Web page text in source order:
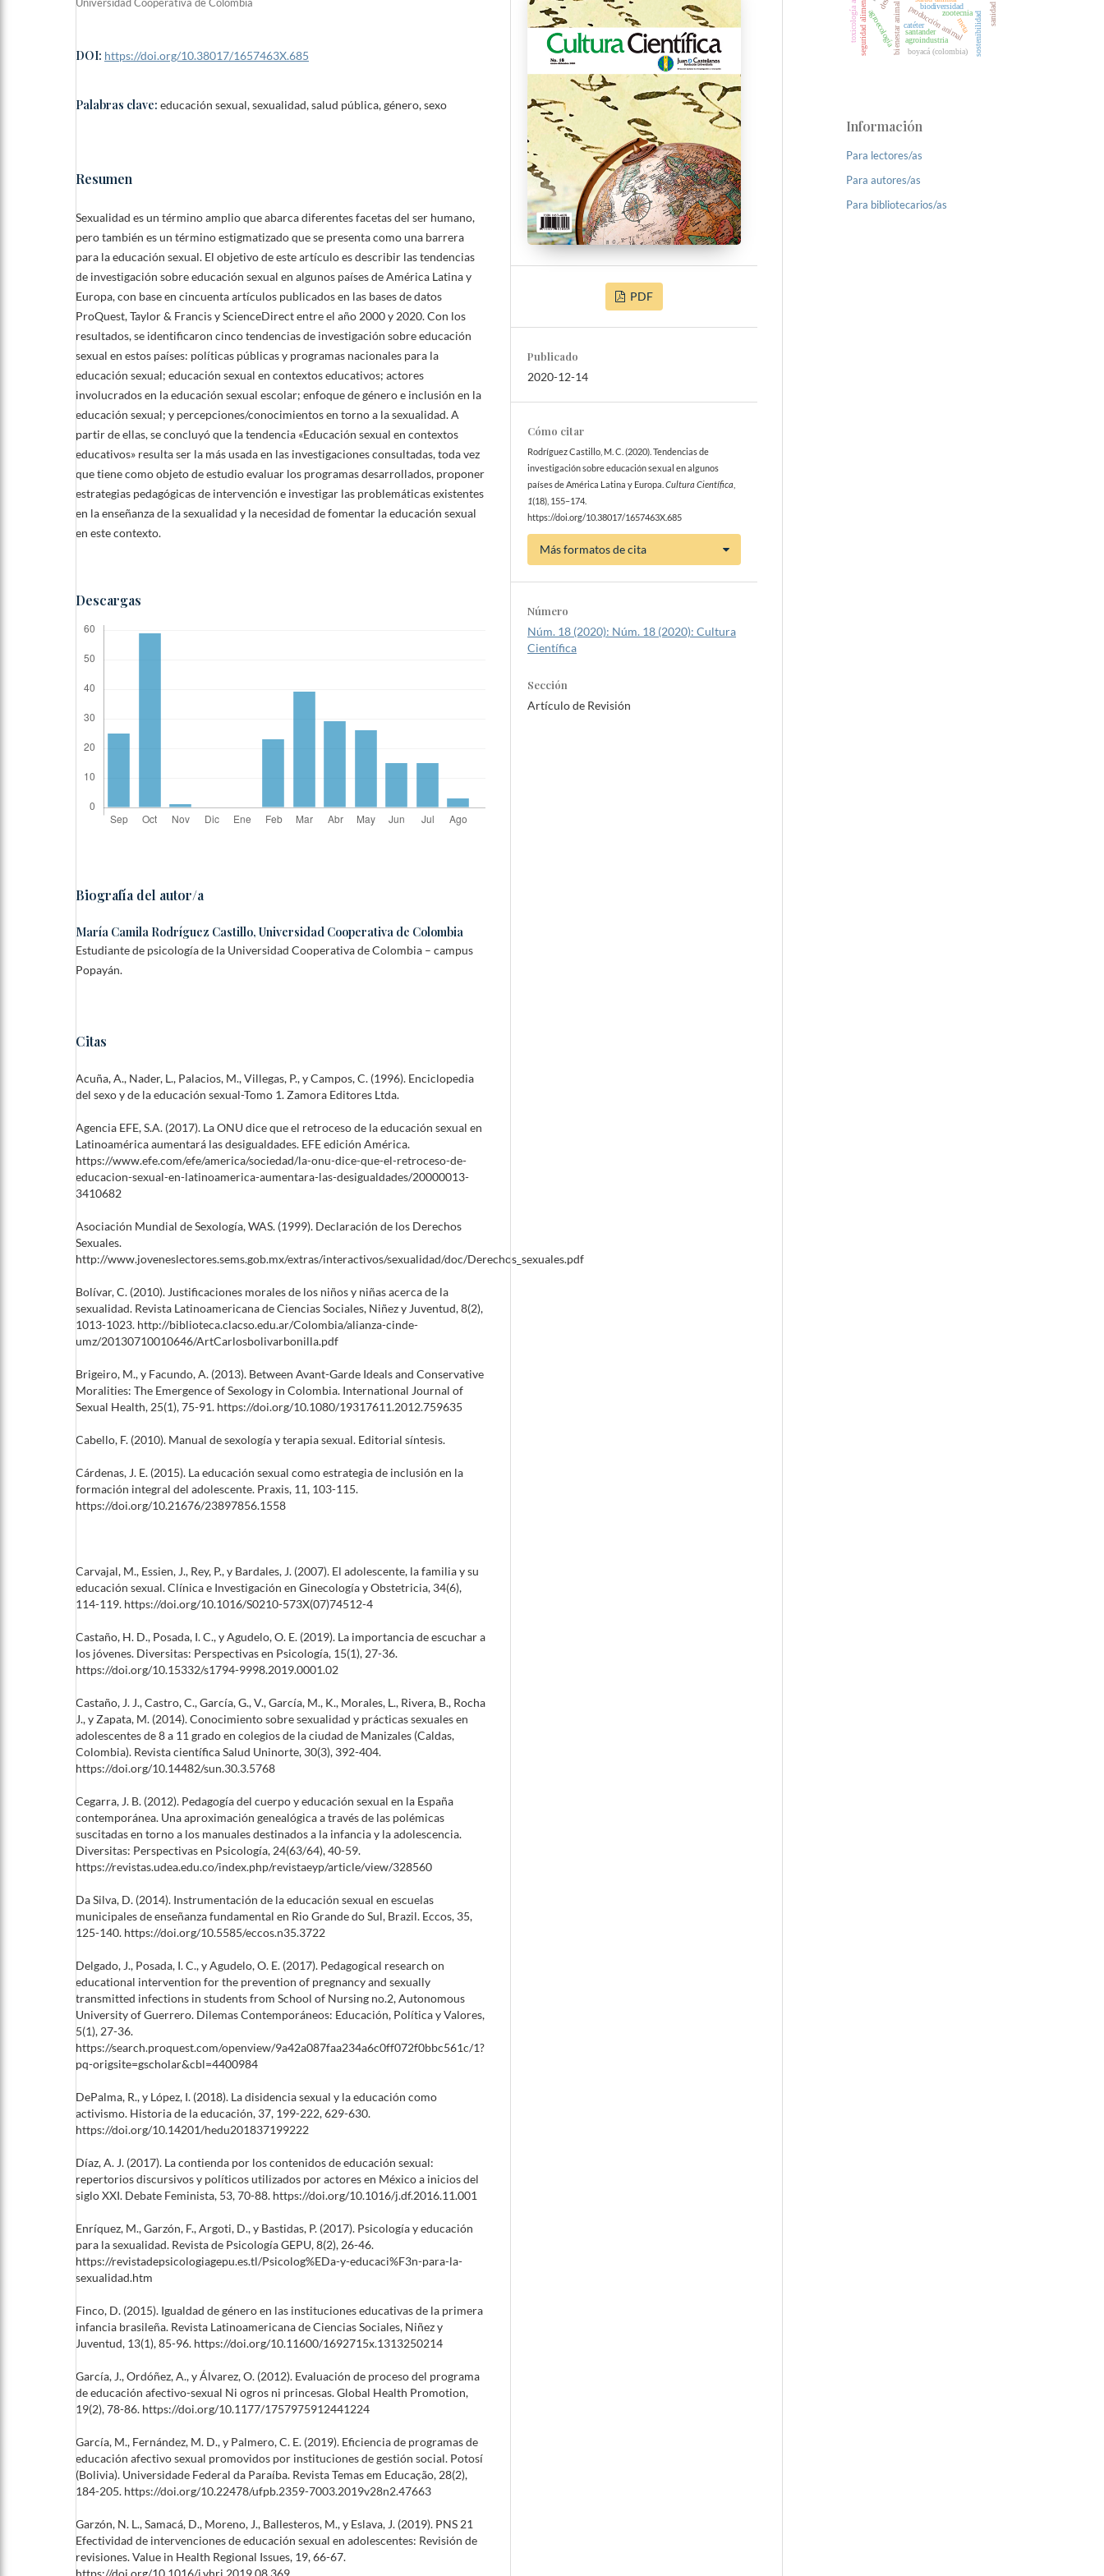
Universidad Cooperativa de Colombia
DOI: https://doi.org/10.38017/1657463X.685
Palabras clave: educación sexual, sexualidad, salud pública, género, sexo
Resumen
Sexualidad es un término amplio que abarca diferentes facetas del ser humano,
pero también es un término estigmatizado que se presenta como una barrera
para la educación sexual. El objetivo de este artículo es describir las tendencias
de investigación sobre educación sexual en algunos países de América Latina y
Europa, con base en cincuenta artículos publicados en las bases de datos
ProQuest, Taylor & Francis y ScienceDirect entre el año 2000 y 2020. Con los
resultados, se identificaron cinco tendencias de investigación sobre educación
sexual en estos países: políticas públicas y programas nacionales para la
educación sexual; educación sexual en contextos educativos; actores
involucrados en la educación sexual escolar; enfoque de género e inclusión en la
educación sexual; y percepciones/conocimientos en torno a la sexualidad. A
partir de ellas, se concluyó que la tendencia «Educación sexual en contextos
educativos» resulta ser la más usada en las investigaciones consultadas, toda vez
que tiene como objeto de estudio evaluar los programas desarrollados, proponer
estrategias pedagógicas de intervención e investigar las problemáticas existentes
en la enseñanza de la sexualidad y la necesidad de fomentar la educación sexual
en este contexto.
Descargas
Biografía del autor/a
María Camila Rodríguez Castillo, Universidad Cooperativa de Colombia
Estudiante de psicología de la Universidad Cooperativa de Colombia – campus
Popayán.
Citas
Acuña, A., Nader, L., Palacios, M., Villegas, P., y Campos, C. (1996). Enciclopedia
del sexo y de la educación sexual-Tomo 1. Zamora Editores Ltda.
Agencia EFE, S.A. (2017). La ONU dice que el retroceso de la educación sexual en
Latinoamérica aumentará las desigualdades. EFE edición América.
https://www.efe.com/efe/america/sociedad/la-onu-dice-que-el-retroceso-de-
educacion-sexual-en-latinoamerica-aumentara-las-desigualdades/20000013-
3410682
Asociación Mundial de Sexología, WAS. (1999). Declaración de los Derechos
Sexuales.
http://www.joveneslectores.sems.gob.mx/extras/interactivos/sexualidad/doc/Derechos_sexuales.pdf
Bolívar, C. (2010). Justificaciones morales de los niños y niñas acerca de la
sexualidad. Revista Latinoamericana de Ciencias Sociales, Niñez y Juventud, 8(2),
1013-1023. http://biblioteca.clacso.edu.ar/Colombia/alianza-cinde-
umz/20130710010646/ArtCarlosbolivarbonilla.pdf
Brigeiro, M., y Facundo, A. (2013). Between Avant-Garde Ideals and Conservative
Moralities: The Emergence of Sexology in Colombia. International Journal of
Sexual Health, 25(1), 75-91. https://doi.org/10.1080/19317611.2012.759635
Cabello, F. (2010). Manual de sexología y terapia sexual. Editorial síntesis.
Cárdenas, J. E. (2015). La educación sexual como estrategia de inclusión en la
formación integral del adolescente. Praxis, 11, 103-115.
https://doi.org/10.21676/23897856.1558
Carvajal, M., Essien, J., Rey, P., y Bardales, J. (2007). El adolescente, la familia y su
educación sexual. Clínica e Investigación en Ginecología y Obstetricia, 34(6),
114-119. https://doi.org/10.1016/S0210-573X(07)74512-4
Castaño, H. D., Posada, I. C., y Agudelo, O. E. (2019). La importancia de escuchar a
los jóvenes. Diversitas: Perspectivas en Psicología, 15(1), 27-36.
https://doi.org/10.15332/s1794-9998.2019.0001.02
Castaño, J. J., Castro, C., García, G., V., García, M., K., Morales, L., Rivera, B., Rocha
J., y Zapata, M. (2014). Conocimiento sobre sexualidad y prácticas sexuales en
adolescentes de 8 a 11 grado en colegios de la ciudad de Manizales (Caldas,
Colombia). Revista científica Salud Uninorte, 30(3), 392-404.
https://doi.org/10.14482/sun.30.3.5768
Cegarra, J. B. (2012). Pedagogía del cuerpo y educación sexual en la España
contemporánea. Una aproximación genealógica a través de las polémicas
suscitadas en torno a los manuales destinados a la infancia y la adolescencia.
Diversitas: Perspectivas en Psicología, 24(63/64), 40-59.
https://revistas.udea.edu.co/index.php/revistaeyp/article/view/328560
Da Silva, D. (2014). Instrumentación de la educación sexual en escuelas
municipales de enseñanza fundamental en Rio Grande do Sul, Brazil. Eccos, 35,
125-140. https://doi.org/10.5585/eccos.n35.3722
Delgado, J., Posada, I. C., y Agudelo, O. E. (2017). Pedagogical research on
educational intervention for the prevention of pregnancy and sexually
transmitted infections in students from School of Nursing no.2, Autonomous
University of Guerrero. Dilemas Contemporáneos: Educación, Política y Valores,
5(1), 27-36.
https://search.proquest.com/openview/9a42a087faa234a6c0ff072f0bbc561c/1?
pq-origsite=gscholar&cbl=4400984
DePalma, R., y López, I. (2018). La disidencia sexual y la educación como
activismo. Historia de la educación, 37, 199-222, 629-630.
https://doi.org/10.14201/hedu201837199222
Díaz, A. J. (2017). La contienda por los contenidos de educación sexual:
repertorios discursivos y políticos utilizados por actores en México a inicios del
siglo XXI. Debate Feminista, 53, 70-88. https://doi.org/10.1016/j.df.2016.11.001
Enríquez, M., Garzón, F., Argoti, D., y Bastidas, P. (2017). Psicología y educación
para la sexualidad. Revista de Psicología GEPU, 8(2), 26-46.
https://revistadepsicologiagepu.es.tl/Psicolog%EDa-y-educaci%F3n-para-la-
sexualidad.htm
Finco, D. (2015). Igualdad de género en las instituciones educativas de la primera
infancia brasileña. Revista Latinoamericana de Ciencias Sociales, Niñez y
Juventud, 13(1), 85-96. https://doi.org/10.11600/1692715x.1313250214
García, J., Ordóñez, A., y Álvarez, O. (2012). Evaluación de proceso del programa
de educación afectivo-sexual Ni ogros ni princesas. Global Health Promotion,
19(2), 78-86. https://doi.org/10.1177/1757975912441224
García, M., Fernández, M. D., y Palmero, C. E. (2019). Eficiencia de programas de
educación afectivo sexual promovidos por instituciones de gestión social. Potosí
(Bolivia). Universidade Federal da Paraíba. Revista Temas em Educação, 28(2),
184-205. https://doi.org/10.22478/ufpb.2359-7003.2019v28n2.47663
Garzón, N. L., Samacá, D., Moreno, J., Ballesteros, M., y Eslava, J. (2019). PNS 21
Efectividad de intervenciones de educación sexual en adolescentes: Revisión de
revisiones. Value in Health Regional Issues, 19, 66-67.
PDF
Publicado
2020-12-14
Cómo citar
Rodríguez Castillo, M. C. (2020). Tendencias de
investigación sobre educación sexual en algunos
países de América Latina y Europa.Cultura Científica
1(18), 155–174.
https://doi.org/10.38017/1657463X.685
Más formatos de cita
Número
Núm. 18 (2020): Núm. 18 (2020): Cultura
Científica
Sección
Artículo de Revisión
producción animal
zootecnia
bienestar animal agroindustria
agroecología sostenibilidad
seguridad alimentaria biodiversidad
boyacá (colombia)
santander meta
catéter
Información
Para lectores/as
Para autores/as
Para bibliotecarios/as